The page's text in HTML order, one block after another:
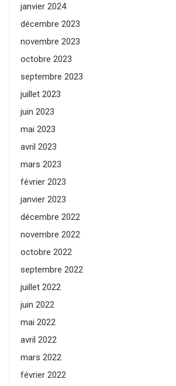
janvier 2024
décembre 2023
novembre 2023
octobre 2023
septembre 2023
juillet 2023
juin 2023
mai 2023
avril 2023
mars 2023
février 2023
janvier 2023
décembre 2022
novembre 2022
octobre 2022
septembre 2022
juillet 2022
juin 2022
mai 2022
avril 2022
mars 2022
février 2022